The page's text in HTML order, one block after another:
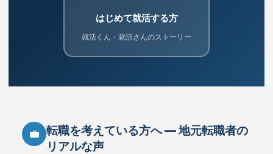
はじめて就活する方
就活くん・就活さんのストーリー
💼 転職を考えている方へ ― 地元転職者の
リアルな声